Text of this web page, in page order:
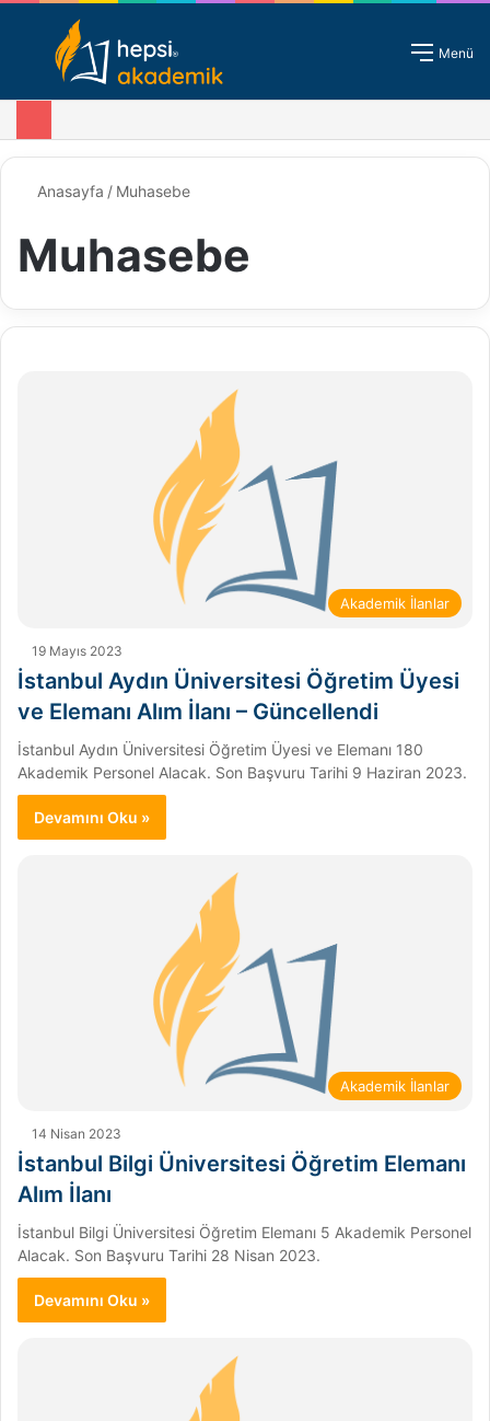
Giriş - Kayıt Menü
Anasayfa / Muhasebe
Muhasebe
Akademik İlanlar
19 Mayıs 2023
İstanbul Aydın Üniversitesi Öğretim Üyesi
ve Elemanı Alım İlanı – Güncellendi
İstanbul Aydın Üniversitesi Öğretim Üyesi ve Elemanı 180
Akademik Personel Alacak. Son Başvuru Tarihi 9 Haziran 2023.
Devamını Oku »
Akademik İlanlar
14 Nisan 2023
İstanbul Bilgi Üniversitesi Öğretim Elemanı
Alım İlanı
İstanbul Bilgi Üniversitesi Öğretim Elemanı 5 Akademik Personel
Alacak. Son Başvuru Tarihi 28 Nisan 2023.
Devamını Oku »